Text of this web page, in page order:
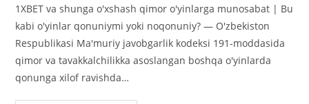
1XBET va shunga o'xshash qimor o'yinlarga munosabat | Bu
kabi o'yinlar qonuniymi yoki noqonuniy? — O'zbekiston
Respublikasi Ma'muriy javobgarlik kodeksi 191-moddasida
qimor va tavakkalchilikka asoslangan boshqa o'yinlarda
qonunga xilof ravishda…